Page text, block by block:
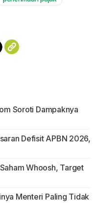
Soroti Dampaknya
Defisit APBN 2026,
Whoosh, Target
Menteri Paling Tidak